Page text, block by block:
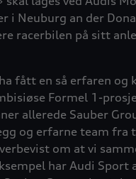
i Neuburg an der
racerbilen på sitt
fått en så erfaren og
Formel 1-
allerede Sauber
og erfarne team fra
om at vi
har Audi Sport